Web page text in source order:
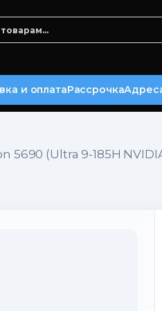
и оплатаРассрочка
5690 (Ultra 9-185H